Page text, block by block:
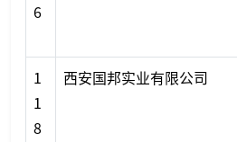
6
1
1
8
西安国邦实业有限公司